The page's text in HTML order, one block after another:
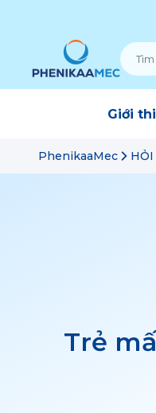
Giới
PhenikaaMec
Trẻ